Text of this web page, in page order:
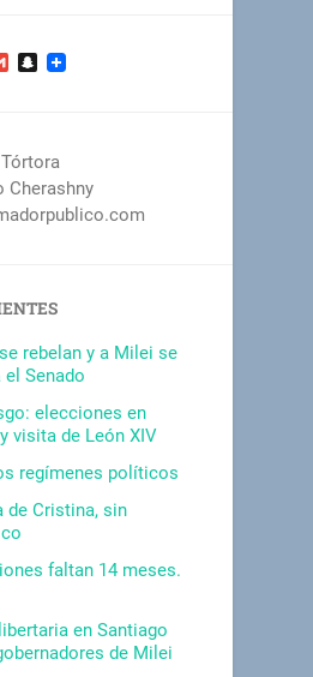
GmailSnapchat
Cherashny
rebelan y a Milei se
Senado
elecciones en
visita de León XIV
regímenes políticos
de Cristina, sin
faltan 14 meses.
en Santiago
de Milei